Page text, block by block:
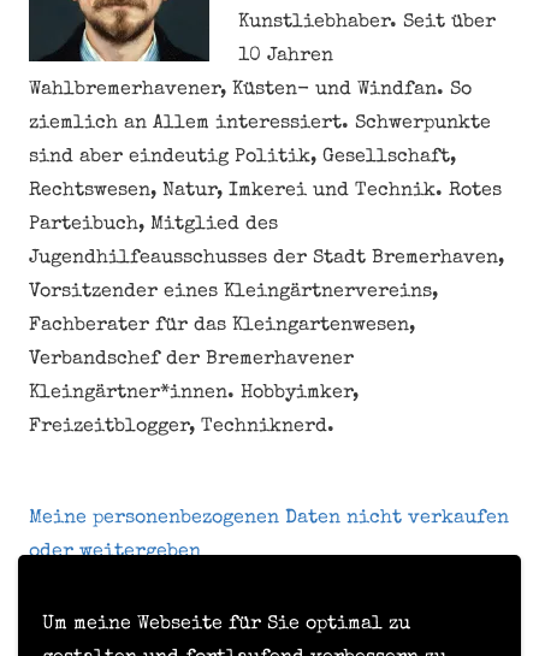
Um meine Webseite für Sie optimal zu
Kunstliebhaber. Seit über
10 Jahren
Wahlbremerhavener, Küsten- und Windfan. So
ziemlich an Allem interessiert. Schwerpunkte
sind aber eindeutig Politik, Gesellschaft,
Rechtswesen, Natur, Imkerei und Technik. Rotes
Parteibuch, Mitglied des
Jugendhilfeausschusses der Stadt Bremerhaven,
Vorsitzender eines Kleingärtnervereins,
Fachberater für das Kleingartenwesen,
Verbandschef der Bremerhavener
Kleingärtner*innen. Hobbyimker,
Freizeitblogger, Techniknerd.
Meine personenbezogenen Daten nicht verkaufen
oder weitergeben